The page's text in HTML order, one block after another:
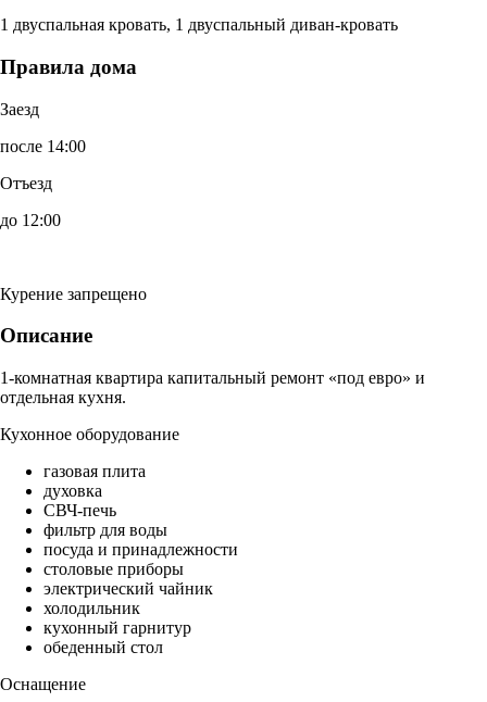
1 двуспальная кровать, 1 двуспальный диван-кровать
Правила дома
Заезд
после 14:00
Отъезд
до 12:00
Курение запрещено
Описание
1-комнатная квартира капитальный ремонт «под евро» и
отдельная кухня.
Кухонное оборудование
газовая плита
духовка
СВЧ-печь
фильтр для воды
посуда и принадлежности
столовые приборы
электрический чайник
холодильник
кухонный гарнитур
обеденный стол
Оснащение